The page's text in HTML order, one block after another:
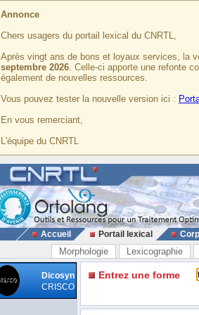
Annonce
Chers usagers du portail lexical du CNRTL,
Après vingt ans de bons et loyaux services, la
septembre 2026. Celle-ci apporte une refonte
également de nouvelles ressources.
Vous pouvez tester la nouvelle version ici :
En vous remerciant,
L'équipe du CNRTL
Accueil Portail lexical
Morphologie Lexicographie
Dicosyn
CRISCO
Entrez une forme